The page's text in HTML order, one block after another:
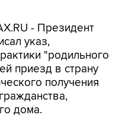
- Президент
указ,
"родильного
приезд в страну
получения
дома.